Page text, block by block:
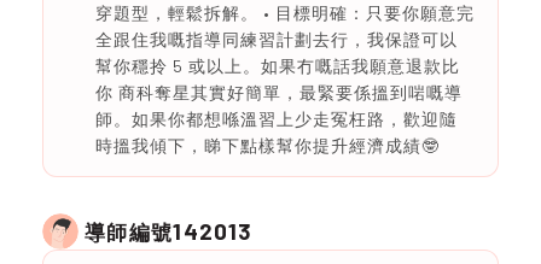
穿題型，輕鬆拆解。 • 目標明確：只要你願意完
全跟住我嘅指導同練習計劃去行，我保證可以
幫你穩拎 5 或以上。如果冇嘅話我願意退款比
你 商科奪星其實好簡單，最緊要係搵到啱嘅導
師。如果你都想喺溫習上少走冤枉路，歡迎隨
時搵我傾下，睇下點樣幫你提升經濟成績🤓
導師編號142013